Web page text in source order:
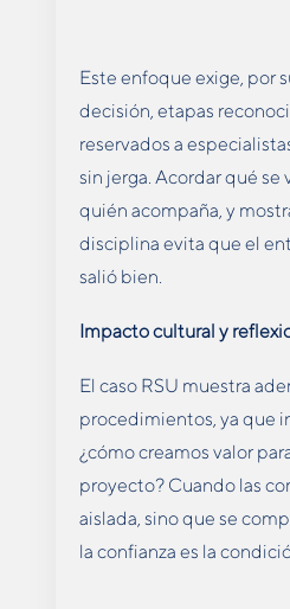
Este enfoque exige, por
decisión, etapas
reservados a
sin jerga. Acordar qué
quién acompaña, y
disciplina evita que el
salió bien.
Impacto cultural y
El caso RSU muestra
procedimientos, ya que
¿cómo creamos valor
proyecto? Cuando las
aislada, sino que se
la confianza es la